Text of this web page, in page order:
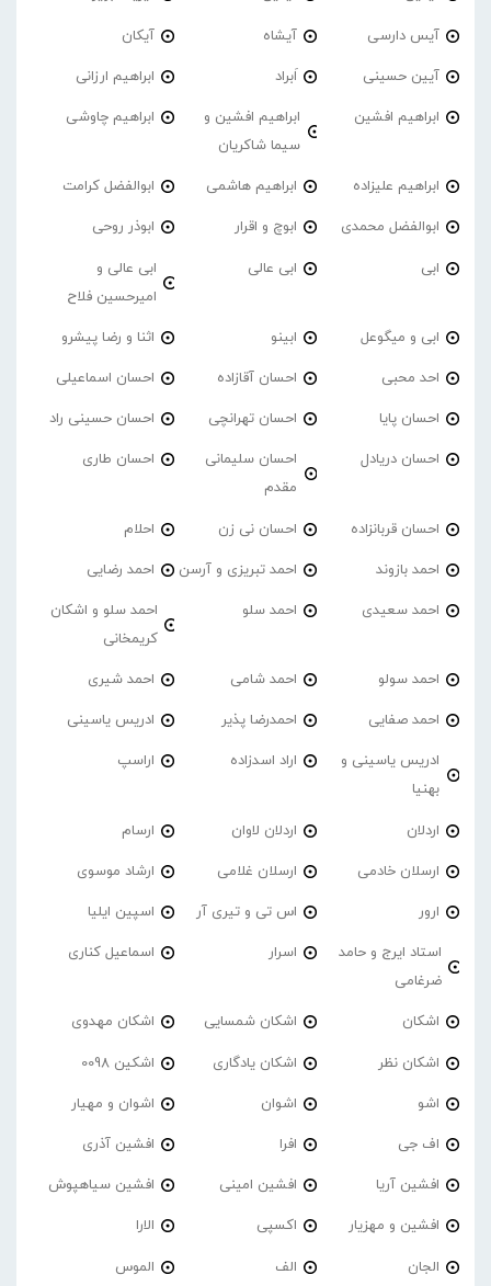
آیس دارسی آیشاه آیکان
آیین حسینی اَبراد ابراهیم ارزانی
ابراهیم افشین
ابراهیم افشین و
سیما شاکریان
ابراهیم چاوشی
ابراهیم علیزاده ابراهیم هاشمی ابوالفضل کرامت
ابوالفضل محمدی ابوچ و اقرار ابوذر روحی
ابی ابی عالی
ابی عالی و
امیرحسین فلاح
ابی و میگوعل ابینو اثنا و رضا پیشرو
احد محبی احسان آقازاده احسان اسماعیلی
احسان پایا احسان تهرانچی احسان حسینی راد
احسان دریادل
احسان سلیمانی
مقدم
احسان طاری
احسان قربانزاده احسان نی زن احلام
احمد بازوند احمد تبریزی و آرسن احمد‌ رضایی
احمد سعیدی احمد سلو
احمد سلو و اشکان
کریمخانی
احمد سولو احمد شامی احمد شیری
احمد صفایی احمدرضا پذیر ادریس یاسینی
ادریس یاسینی و
بهنیا
اراد اسدزاده اراسپ
اردلان اردلان لاوان ارسام
ارسلان خادمی ارسلان غلامی ارشاد موسوی
ارور اس تی و تیری آر اسپین ایلیا
استاد ایرج و حامد
ضرغامی
اسرار اسماعیل کناری
اشکان اشکان شمسایی اشکان مهدوی
اشکان نظر اشکان یادگاری اشکین 0098
اشو اشوان اشوان و مهیار
اف جی افرا افشین آذری
افشین آریا افشین امینی افشین سیاهپوش
افشین و مهزیار اکسپی الارا
الجان الف الموس